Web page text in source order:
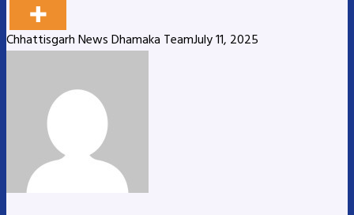
Chhattisgarh News Dhamaka TeamJuly 11, 2025